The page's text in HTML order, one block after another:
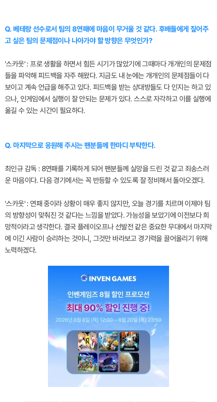
Q. 베테랑 선수로서 팀의 8연패에 마음이 무거울 것 같다. 후배들에게 짚어주
고 싶은 팀의 문제점이나 나아가야 할 방향은 무엇인가?
'스카웃' : 프로 생활을 하면서 힘든 시기가 많았기에 그때마다 개개인의 문제점
들을 파악해 피드백을 자주 해왔다. 지금도 내 눈에는 개개인의 문제점들이 다
보이고 계속 언급을 해주고 있다. 피드백을 받는 상대방들도 다 인지는 하고 있
으나, 인게임에서 실행이 잘 안되는 문제가 있다. 스스로 자각하고 이를 실행에
옮길 수 있는 시간이 필요하다.
Q. 마지막으로 응원해 주시는 팬분들께 한마디 부탁한다.
최인규 감독 : 8연패를 기록하게 되어 팬분들께 실망을 드린 것 같고 죄송스러
운 마음이다. 다음 경기에서는 꼭 반등할 수 있도록 잘 정비해서 돌아오겠다.
'스카웃' : 연패 중이라 상황이 매우 좋지 않지만, 오늘 경기를 치르며 이제야 팀
의 방향성이 맞춰진 것 같다는 느낌을 받았다. 가능성을 보았기에 이전보다 희
망적이라고 생각한다. 결국 플레이오프나 선발전 같은 중요한 무대에서 마지막
에 이긴 사람이 승리하는 것이니, 그것만 바라보고 경기력을 끌어올리기 위해
노력하겠다.